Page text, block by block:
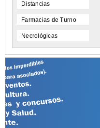
Distancias
Farmacias de Turno
Necrológicas